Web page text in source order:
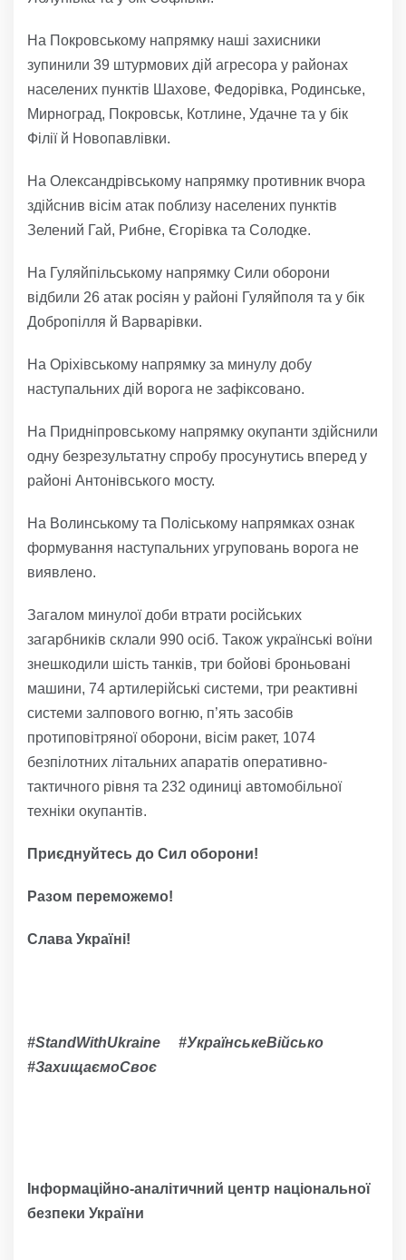
На Покровському напрямку наші захисники
зупинили 39 штурмових дій агресора у районах
населених пунктів Шахове, Федорівка, Родинське,
Мирноград, Покровськ, Котлине, Удачне та у бік
Філії й Новопавлівки.
На Олександрівському напрямку противник вчора
здійснив вісім атак поблизу населених пунктів
Зелений Гай, Рибне, Єгорівка та Солодке.
На Гуляйпільському напрямку Сили оборони
відбили 26 атак росіян у районі Гуляйполя та у бік
Добропілля й Варварівки.
На Оріхівському напрямку за минулу добу
наступальних дій ворога не зафіксовано.
На Придніпровському напрямку окупанти здійснили
одну безрезультатну спробу просунутись вперед у
районі Антонівського мосту.
На Волинському та Поліському напрямках ознак
формування наступальних угруповань ворога не
виявлено.
Загалом минулої доби втрати російських
загарбників склали 990 осіб. Також українські воїни
знешкодили шість танків, три бойові броньовані
машини, 74 артилерійські системи, три реактивні
системи залпового вогню, п’ять засобів
протиповітряної оборони, вісім ракет, 1074
безпілотних літальних апаратів оперативно-
тактичного рівня та 232 одиниці автомобільної
техніки окупантів.
Приєднуйтесь до Сил оборони!
Разом переможемо!
Слава Україні!
#StandWithUkraine #УкраїнськеВійсько
#ЗахищаємоСвоє
Інформаційно-аналітичний центр національної
безпеки України